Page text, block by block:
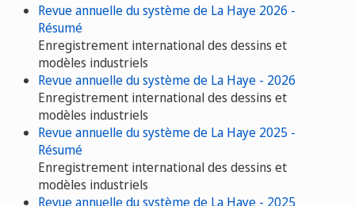
Revue annuelle du système de La Haye 2026 -
Résumé
Enregistrement international des dessins et
modèles industriels
Revue annuelle du système de La Haye - 2026
Enregistrement international des dessins et
modèles industriels
Revue annuelle du système de La Haye 2025 -
Résumé
Enregistrement international des dessins et
modèles industriels
Revue annuelle du système de La Haye - 2025